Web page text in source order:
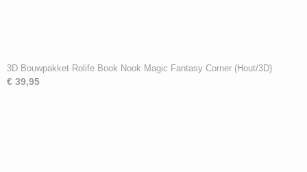
3D Bouwpakket Rolife Book Nook Magic Fantasy Corner (Hout/3D)
€ 39,95